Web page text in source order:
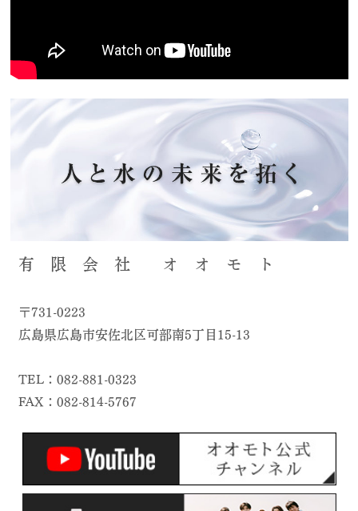
有 限 会 社 オ オ モ ト
〒731-0223
広島県広島市安佐北区可部南5丁目15-13
TEL：082-881-0323
FAX：082-814-5767